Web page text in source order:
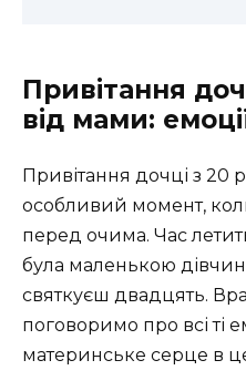
Привітання
від мами:
Привітання дочці з 20
особливий момент,
перед очима. Час
була маленькою
святкуєш двадцять.
поговоримо про всі ті
материнське серце в